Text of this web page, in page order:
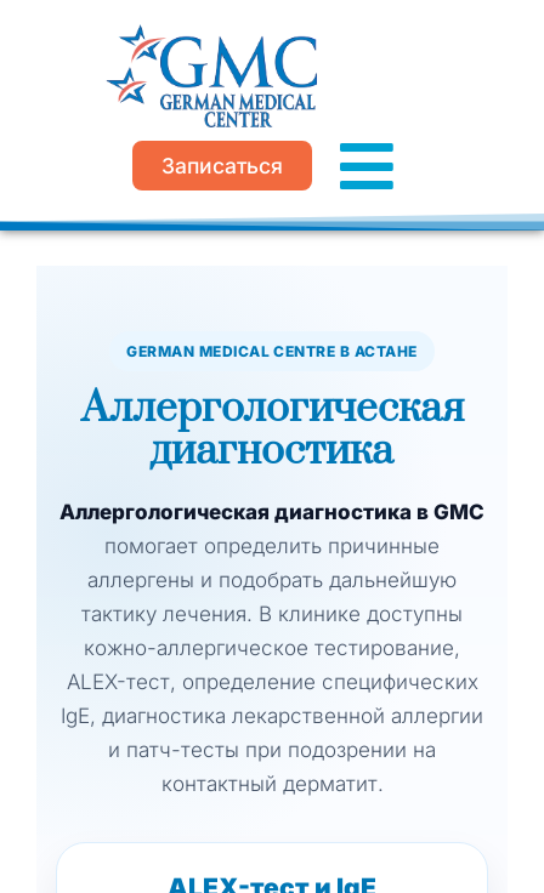
содержимому
Записаться
GERMAN MEDICAL CENTRE В АСТАНЕ
Аллергологическая
диагностика
Аллергологическая диагностика в GMC
помогает определить причинные
аллергены и подобрать дальнейшую
тактику лечения. В клинике доступны
кожно-аллергическое тестирование,
ALEX-тест, определение специфических
IgE, диагностика лекарственной аллергии
и патч-тесты при подозрении на
контактный дерматит.